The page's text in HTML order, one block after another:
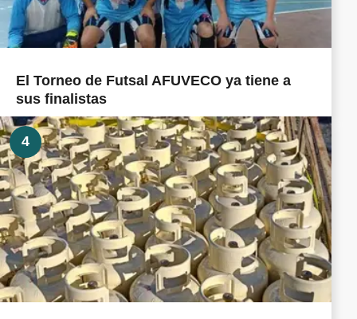
El Torneo de Futsal AFUVECO ya tiene a
sus finalistas
4